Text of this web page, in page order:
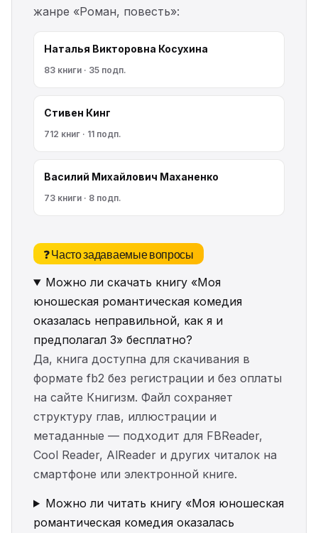
жанре «Роман, повесть»:
Наталья Викторовна Косухина
83 книги · 35 подп.
Стивен Кинг
712 книг · 11 подп.
Василий Михайлович Маханенко
73 книги · 8 подп.
❓ Часто задаваемые вопросы
Можно ли скачать книгу «Моя
юношеская романтическая комедия
оказалась неправильной, как я и
предполагал 3» бесплатно?
Да, книга доступна для скачивания в
формате fb2 без регистрации и без оплаты
на сайте Книгизм. Файл сохраняет
структуру глав, иллюстрации и
метаданные — подходит для FBReader,
Cool Reader, AlReader и других читалок на
смартфоне или электронной книге.
Можно ли читать книгу «Моя юношеская
романтическая комедия оказалась